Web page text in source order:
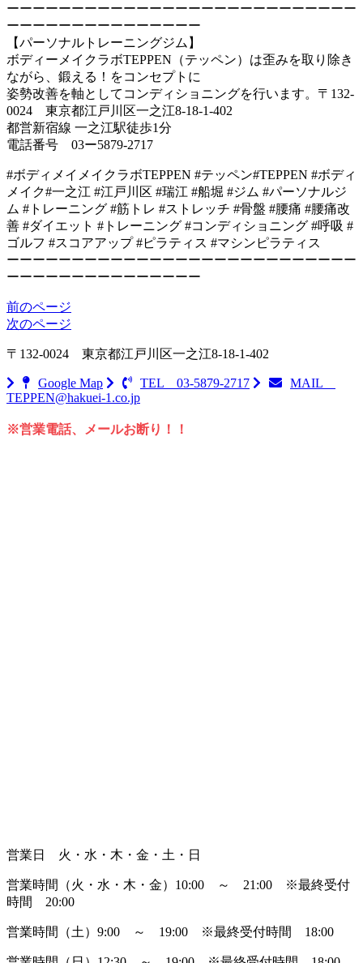
ーーーーーーーーーーーーーーーーーーーーーーーーーーー
ーーーーーーーーーーーーーーー
【パーソナルトレーニングジム】
ボディーメイクラボTEPPEN（テッペン）は歪みを取り除き
ながら、鍛える！をコンセプトに
姿勢改善を軸としてコンディショニングを行います。〒132-
0024 東京都江戸川区一之江8-18-1-402
都営新宿線 一之江駅徒歩1分
電話番号 03ー5879-2717
#ボディメイメイクラボTEPPEN #テッペン#TEPPEN #ボディ
メイク#一之江 #江戸川区 #瑞江 #船堀 #ジム #パーソナルジ
ム #トレーニング #筋トレ #ストレッチ #骨盤 #腰痛 #腰痛改
善 #ダイエット #トレーニング #コンディショニング #呼吸 #
ゴルフ #スコアアップ #ピラティス #マシンピラティス
ーーーーーーーーーーーーーーーーーーーーーーーーーーー
ーーーーーーーーーーーーーーー
前のページ
次のページ
〒132-0024 東京都江戸川区一之江8-18-1-402
Google Map TEL 03-5879-2717
MAIL
TEPPEN@hakuei-1.co.jp
※営業電話、メールお断り！！
営業日 火・水・木・金・土・日
営業時間（火・水・木・金）10:00 ～ 21:00
※最終受付
時間 20:00
営業時間（土）9:00 ～ 19:00 ※最終受付時間 18:00